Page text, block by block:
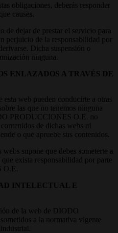
obligaciones, deberás responder
causes.
de dejar de prestar el servicio para
perjuicio de la responsabilidad por
Dicha suspensión o
ninguna.
ENLAZADOS A TRAVÉS DE
esta web pueden conducirte a otras
las que no tenemos ninguna
PRODUCCIONES O.E. no
de dichas webs ni
o que apruebe sus contenidos.
supone que debes someterte a
exista responsabilidad por parte
INTELECTUAL E
de la web de DIODO
a la normativa vigente